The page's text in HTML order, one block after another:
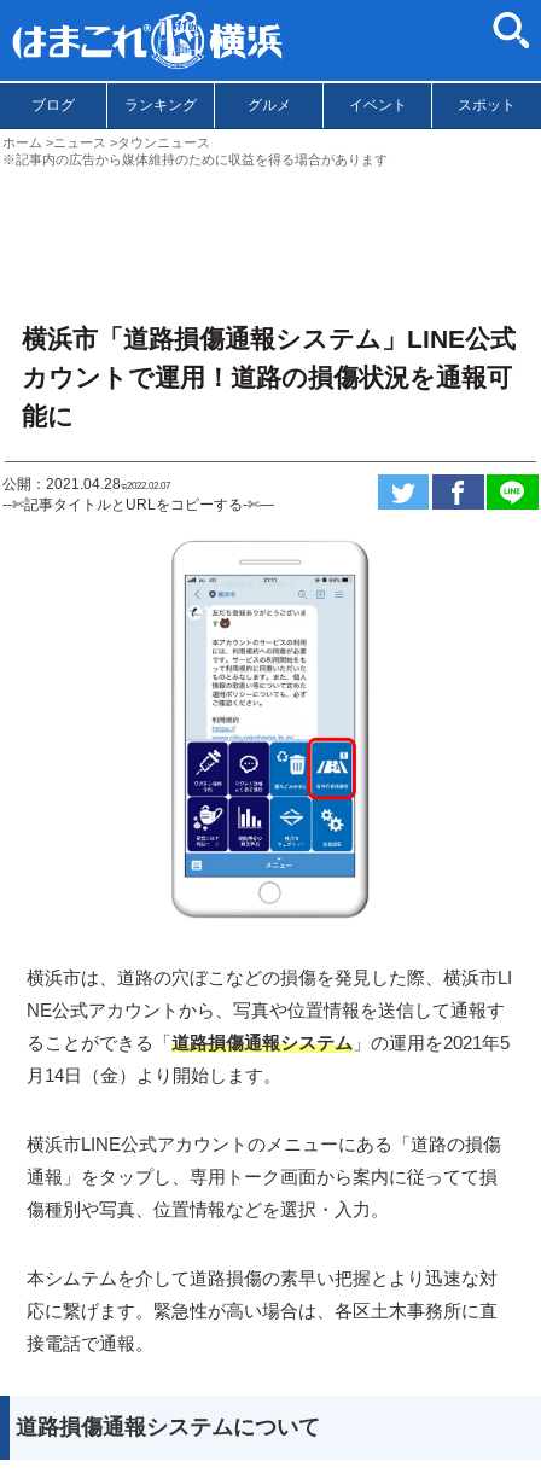
ブログ ランキング グルメ イベント スポット
ホーム ニュース
タウンニュース
※記事内の広告から媒体維持のために収益を得る場合があります
横浜市「道路損傷通報システム」LINE公式
カウントで運用！道路の損傷状況を通報可
能に
公開：2021.04.28ಇ2022.02.07
--✄記事タイトルとURLをコピーする-✄—
横浜市は、道路の穴ぼこなどの損傷を発見した際、横浜市LI
NE公式アカウントから、写真や位置情報を送信して通報す
ることができる「道路損傷通報システム 」の運用を2021年5
月14日（金）より開始します。
横浜市LINE公式アカウントのメニューにある「道路の損傷
通報」をタップし、専用トーク画面から案内に従ってて損
傷種別や写真、位置情報などを選択・入力。
本シムテムを介して道路損傷の素早い把握とより迅速な対
応に繋げます。緊急性が高い場合は、各区土木事務所に直
接電話で通報。
道路損傷通報システムについて